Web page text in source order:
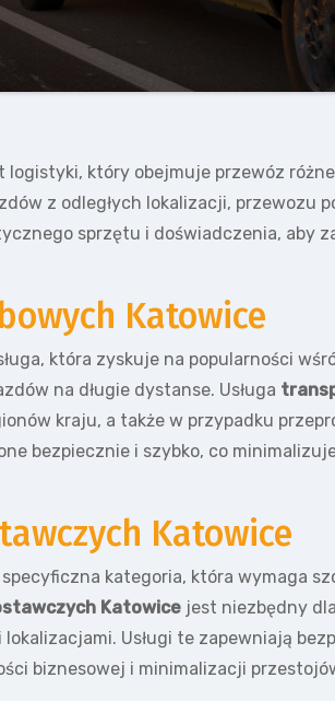
logistyki, który obejmuje przewóz
z odległych lokalizacji,
sprzętu i doświadczenia, aby
Katowice
która zyskuje na popularności
na długie dystanse. Usługa
kraju, a także w przypadku
bezpiecznie i szybko, co
Katowice
kategoria, która wymaga
Katowice jest niezbędny
Usługi te zapewniają
biznesowej i minimalizacji